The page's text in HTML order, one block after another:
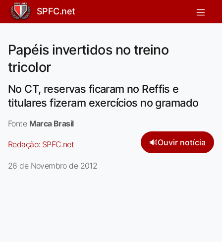
SPFC.net
Papéis invertidos no treino
tricolor
No CT, reservas ficaram no Reffis e
titulares fizeram exercícios no gramado
Fonte Marca Brasil
Redação: SPFC.net 🔊Ouvir notícia
26 de Novembro de 2012